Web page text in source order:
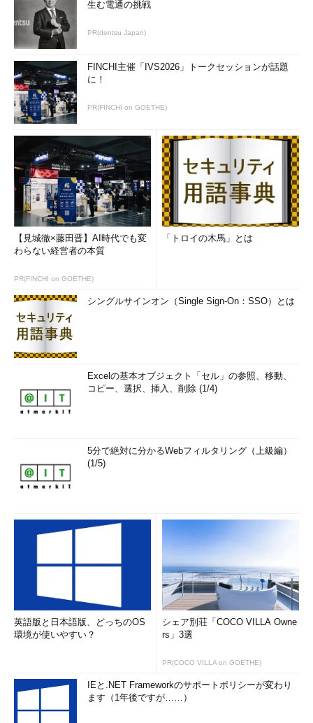
生む電通の挑戦
PR(dentsu Japan)
FINCHI主催「IVS2026」トークセッションが話題
に！
PR(FINCHI on GOETHE)
【見城徹×藤田晋】AI時代でも変
わらない経営者の本質
PR(FINCHI on GOETHE)
「トロイの木馬」とは
シングルサインオン（Single Sign-On：SSO）とは
Excelの基本オブジェクト「セル」の参照、移動、
コピー、選択、挿入、削除 (1/4)
5分で絶対に分かるWebフィルタリング（上級編）
(1/5)
英語版と日本語版、どっちのOS
環境が使いやすい？
シェア別荘「COCO VILLA Owne
rs」3選
PR(COCO VILLA on GOETHE)
IEと.NET Frameworkのサポートポリシーが変わり
ます（1年後ですが……）